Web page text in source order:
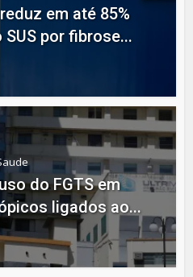
em até 85%
por fibrose...
do FGTS em
ligados ao...